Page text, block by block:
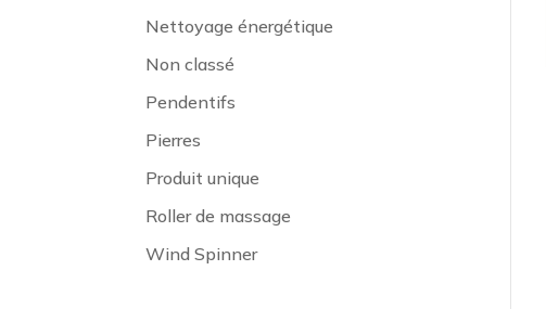
Nettoyage énergétique
Non classé
Pendentifs
Pierres
Produit unique
Roller de massage
Wind Spinner